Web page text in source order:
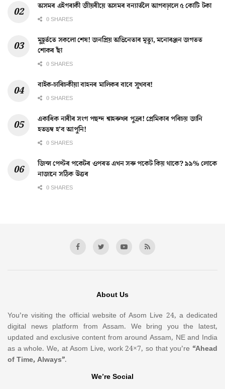
অসমৰ এইগৰাকী জীয়ৰীয়ে অসমৰ বন্যাৰ্তলৈ আগবঢ়ালে ৫ কোটি টকা
0 SHARES
মুহূৰ্ততে সকলো শেষ! জনপ্ৰিয় অভিনেতাৰ মৃত্যু, মনোৰঞ্জন জগতত
শোকৰ ছাঁ
0 SHARES
বাইক-চাৰিচকীয়া বাহনৰ মালিকৰ বাবে সুখবৰ!
0 SHARES
একাধিক নাৰীৰ সংগ পছন্দ শ্বাহৰুখৰ পুত্ৰৰ! প্ৰেমিকাৰ পৰিচয় জানি
হতভম্ব হ’ব আপুনি!
0 SHARES
জিন্স পেণ্টৰ পকেটৰ ওপৰত এখন সৰু পকেট কিয় থাকে? ৯৯% লোকে
নাজানে সঠিক উত্তৰ
0 SHARES
About Us
You’re visiting the official website of Asom Live 24, a dedicated
digital news platform from Assam. We bring you the latest,
updated and exclusive content from around Assam, NE and India
as a whole. We, at Asom Live, work 24×7, so that you’re “Ahead
of Time, Always”.
We’re Social